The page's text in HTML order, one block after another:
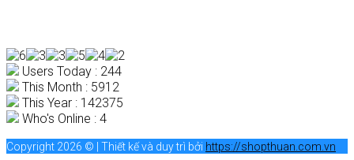
Users Today : 244
This Month : 5912
This Year : 142375
Who's Online : 4
Copyright 2026 © | Thiết kế và duy trì bởi https://shopthuan.com.vn